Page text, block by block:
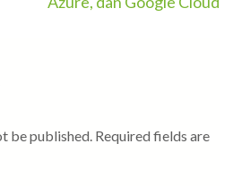
be published. Required fields are